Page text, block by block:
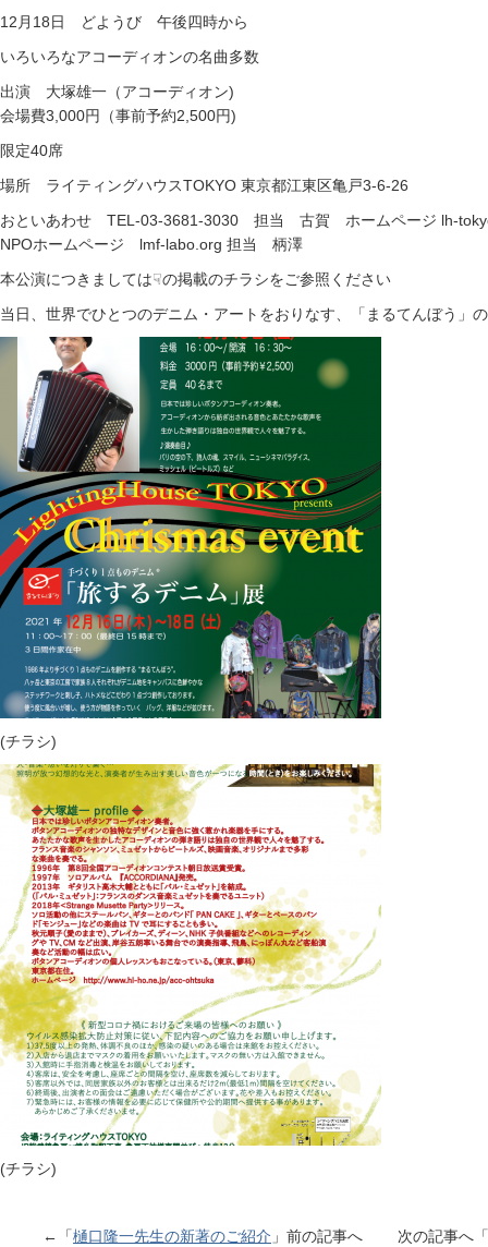
12月18日 どようび 午後四時から
いろいろなアコーディオンの名曲多数
出演 大塚雄一（アコーディオン)
会場費3,000円（事前予約2,500円)
限定40席
場所 ライティングハウスTOKYO 東京都江東区亀戸3-6-26
おといあわせ TEL-03-3681-3030 担当 古賀 ホームページ lh-
NPOホームページ lmf-labo.org 担当 柄澤
本公演につきましては☟の掲載のチラシをご参照ください
当日、世界でひとつのデニム・アートをおりなす、「まるてんぼう」
(チラシ)
(チラシ)
←「樋口隆一先生の新著のご紹介 」前の記事へ 次の記事へ「